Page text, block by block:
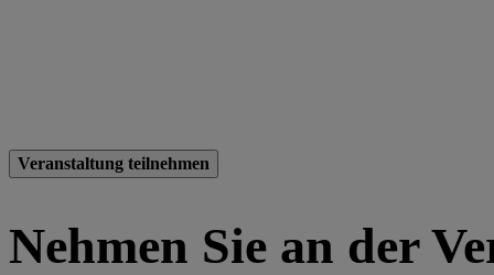
Veranstaltung teilnehmen
Nehmen Sie an der